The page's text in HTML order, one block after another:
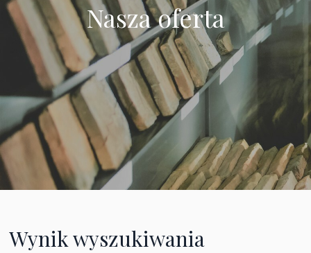
Nasza oferta
Wynik wyszukiwania